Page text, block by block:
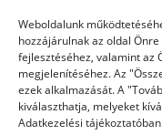
Weboldalunk
hozzájárulnak az oldal
fejlesztéséhez, valamint az
megjelenítéséhez. Az
ezek alkalmazását. A
kiválaszthatja, melyeket
Adatkezelési
szövegszerkesztés
videó vintage